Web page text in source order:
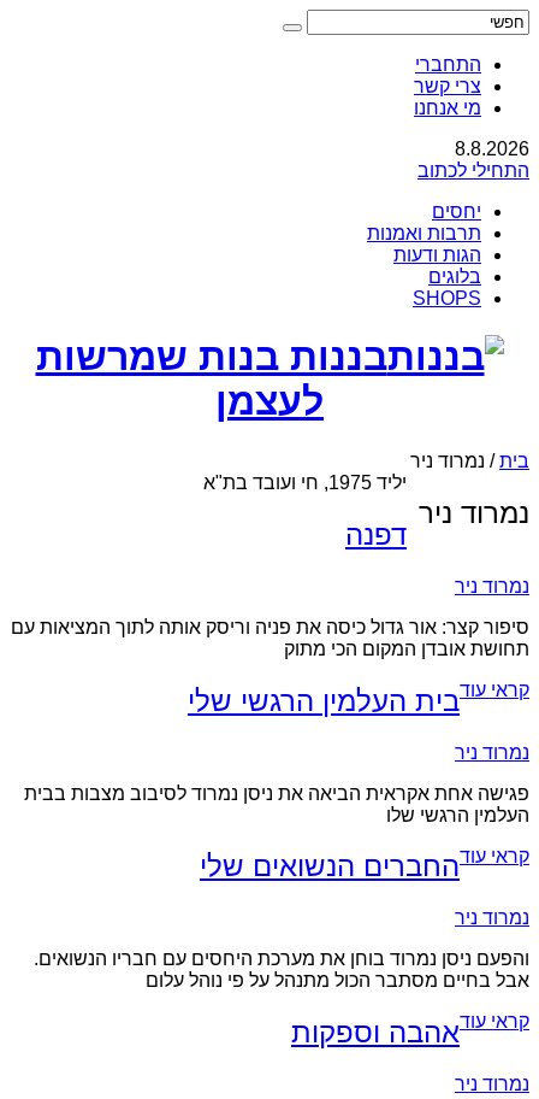
התחברי
צרי קשר
מי אנחנו
8.8.2026
התחילי לכתוב
יחסים
תרבות ואמנות
הגות ודעות
בלוגים
SHOPS
בננות בנות שמרשות
לעצמן
בית/ נמרוד ניר
נמרוד ניר
יליד 1975, חי ועובד בת"א
דפנה
נמרוד ניר
סיפור קצר: אור גדול כיסה את פניה וריסק אותה לתוך המציאות עם
תחושת אובדן המקום הכי מתוק
קראי עודבית העלמין הרגשי שלי
נמרוד ניר
פגישה אחת אקראית הביאה את ניסן נמרוד לסיבוב מצבות בבית
העלמין הרגשי שלו
קראי עודהחברים הנשואים שלי
נמרוד ניר
והפעם ניסן נמרוד בוחן את מערכת היחסים עם חבריו הנשואים.
אבל בחיים מסתבר הכול מתנהל על פי נוהל עלום
קראי עודאהבה וספקות
נמרוד ניר